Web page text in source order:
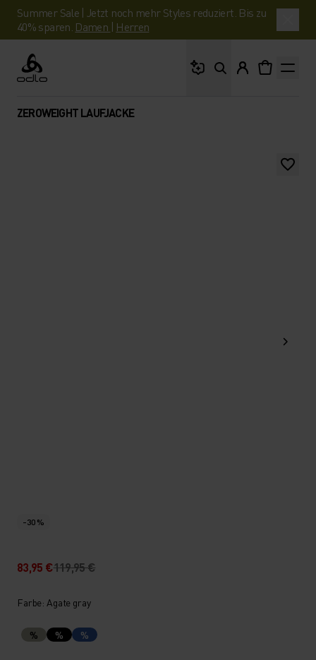
Summer Sale | Jetzt noch mehr Styles reduziert. Bis zu
40% sparen. Damen | Herren
Odlo
ZEROWEIGHT LAUFJACKE
-30 %
83,95 €119,95 €
Farbe: Agate gray
% % %